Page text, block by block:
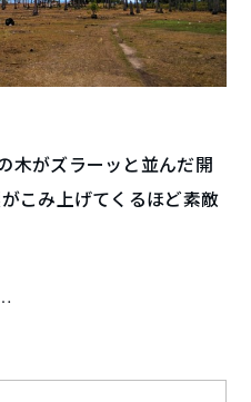
木がズラーッと並んだ開
こみ上げてくるほど素敵